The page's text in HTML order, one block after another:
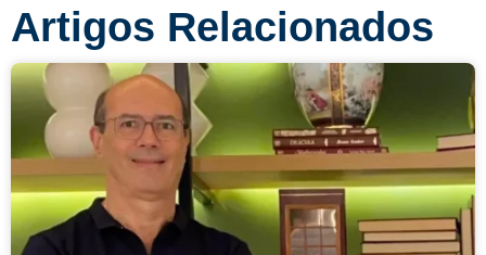
Artigos Relacionados